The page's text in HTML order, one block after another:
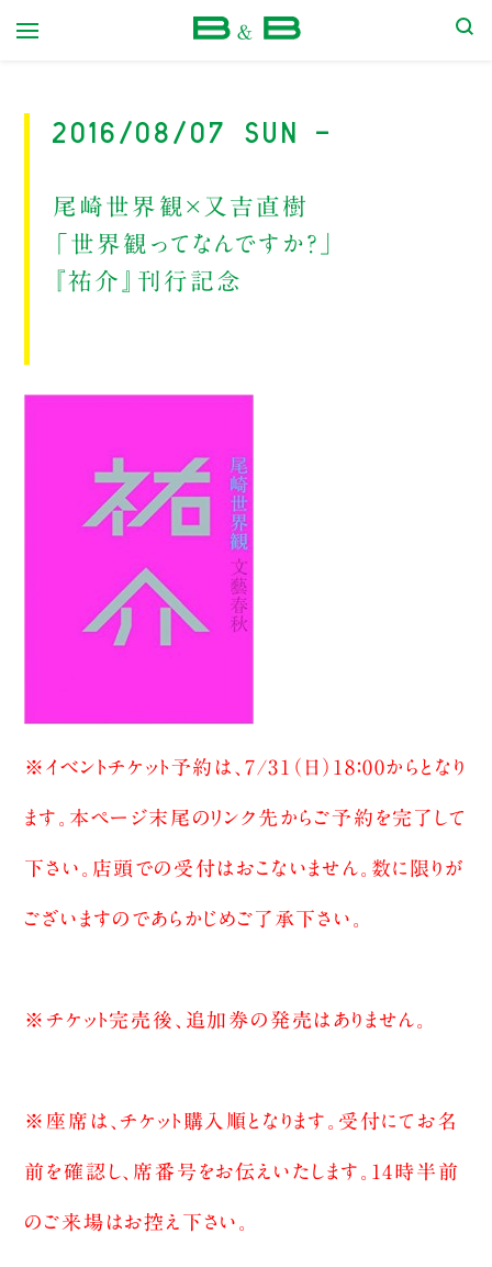
2016/08/07 Sun -
尾崎世界観×又吉直樹
「世界観ってなんですか？」
『祐介』刊行記念
※イベントチケット予約は、7/31（日）18：00からとなり
ます。本ページ末尾のリンク先からご予約を完了して
下さい。店頭での受付はおこないません。数に限りが
ございますのであらかじめご了承下さい。
※チケット完売後、追加券の発売はありません。
※座席は、チケット購入順となります。受付にてお名
前を確認し、席番号をお伝えいたします。14時半前
のご来場はお控え下さい。